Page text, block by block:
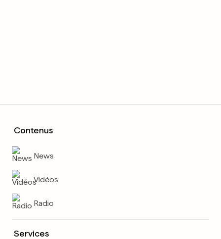
Contenus
News
Vidéos
Radio
Services